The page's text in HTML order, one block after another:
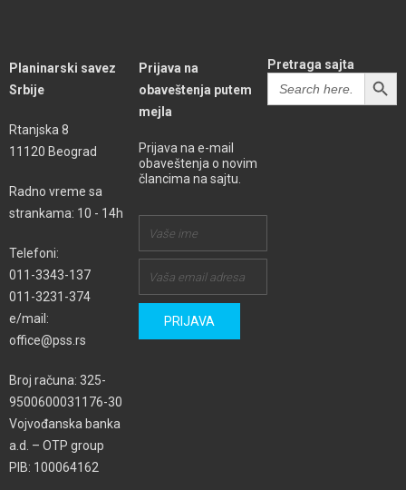
Planinarski savez
Srbije
Rtanjska 8
11120 Beograd
Radno vreme sa
strankama: 10 - 14h
Telefoni:
011-3343-137
011-3231-374
e/mail:
office@pss.rs
Broj računa: 325-
9500600031176-30
Vojvođanska banka
a.d. – OTP group
PIB: 100064162
Prijava na
obaveštenja putem
mejla
Prijava na e-mail
obaveštenja o novim
člancima na sajtu.
Pretraga sajta
Search
for:
SEARCH